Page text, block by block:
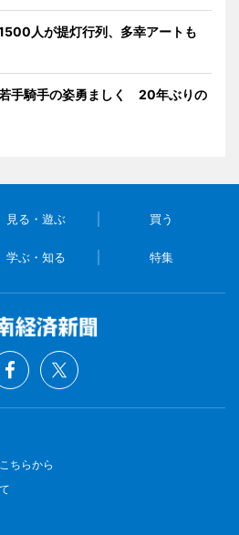
人が提灯行列、多幸アートも
手騎手の姿勇ましく 20年ぶりの
見る・遊ぶ 買う
学ぶ・知る 特集
ちらから